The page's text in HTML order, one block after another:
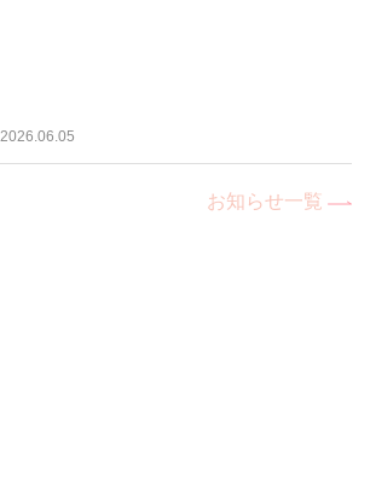
2026.06.05
お知らせ一覧